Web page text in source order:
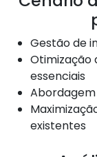
Gestão de
Otimização
essenciais
existentes